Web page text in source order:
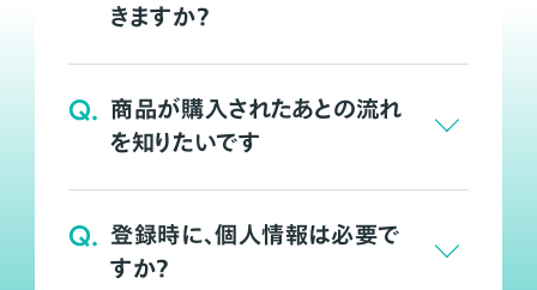
きますか？
Q. 商品が購入されたあとの流れ
を知りたいです
Q. 登録時に、個人情報は必要で
すか？